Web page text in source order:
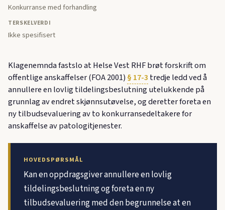
Konkurranse med forhandling
TERSKELVERDI
Ikke spesifisert
Klagenemnda fastslo at Helse Vest RHF brøt forskrift om
offentlige anskaffelser (FOA 2001) § 17-3 tredje ledd ved å
annullere en lovlig tildelingsbeslutning utelukkende på
grunnlag av endret skjønnsutøvelse, og deretter foreta en
ny tilbudsevaluering av to konkurransedeltakere for
anskaffelse av patologitjenester.
HOVEDSPØRSMÅL
Kan en oppdragsgiver annullere en lovlig
tildelingsbeslutning og foreta en ny
tilbudsevaluering med den begrunnelse at en